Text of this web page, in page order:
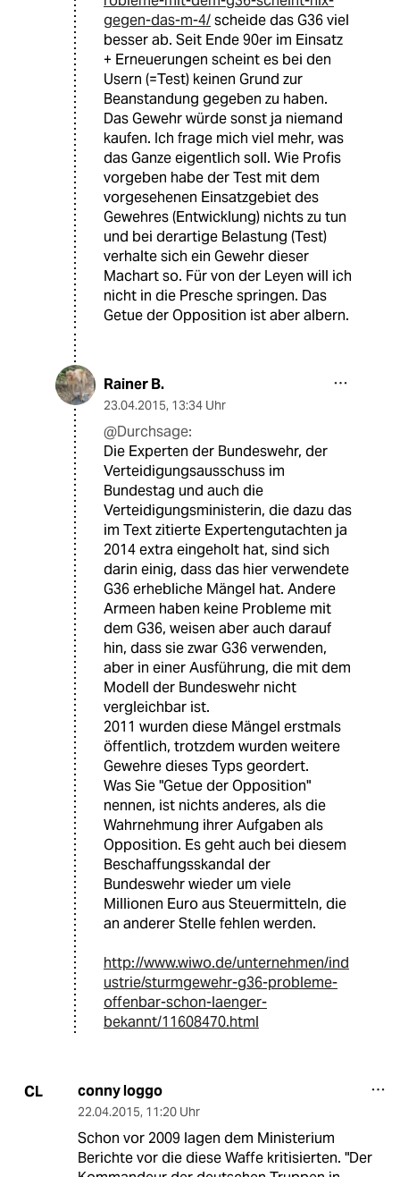
gegen-das-m-4/scheide das G36 viel
besser ab. Seit Ende 90er im Einsatz
+ Erneuerungen scheint es bei den
Usern (=Test) keinen Grund zur
Beanstandung gegeben zu haben.
Das Gewehr würde sonst ja niemand
kaufen. Ich frage mich viel mehr, was
das Ganze eigentlich soll. Wie Profis
vorgeben habe der Test mit dem
vorgesehenen Einsatzgebiet des
Gewehres (Entwicklung) nichts zu tun
und bei derartige Belastung (Test)
verhalte sich ein Gewehr dieser
Machart so. Für von der Leyen will ich
nicht in die Presche springen. Das
Getue der Opposition ist aber albern.
Rainer B.
23.04.2015, 13:34 Uhr
@Durchsage:
Die Experten der Bundeswehr, der
Verteidigungsausschuss im
Bundestag und auch die
Verteidigungsministerin, die dazu das
im Text zitierte Expertengutachten ja
2014 extra eingeholt hat, sind sich
darin einig, dass das hier verwendete
G36 erhebliche Mängel hat. Andere
Armeen haben keine Probleme mit
dem G36, weisen aber auch darauf
hin, dass sie zwar G36 verwenden,
aber in einer Ausführung, die mit dem
Modell der Bundeswehr nicht
vergleichbar ist.
2011 wurden diese Mängel erstmals
öffentlich, trotzdem wurden weitere
Gewehre dieses Typs geordert.
Was Sie "Getue der Opposition"
nennen, ist nichts anderes, als die
Wahrnehmung ihrer Aufgaben als
Opposition. Es geht auch bei diesem
Beschaffungsskandal der
Bundeswehr wieder um viele
Millionen Euro aus Steuermitteln, die
an anderer Stelle fehlen werden.
http://www.wiwo.de/unternehmen/ind
ustrie/sturmgewehr-g36-probleme-
offenbar-schon-laenger-
bekannt/11608470.html
CL conny loggo
22.04.2015, 11:20 Uhr
Schon vor 2009 lagen dem Ministerium
Berichte vor die diese Waffe kritisierten. "Der